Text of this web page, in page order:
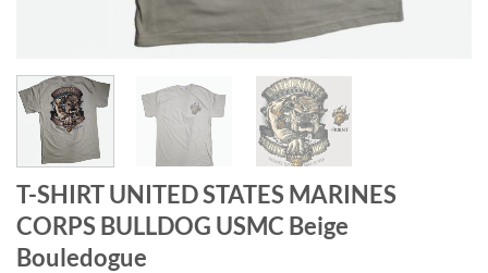
T-SHIRT UNITED STATES MARINES
CORPS BULLDOG USMC Beige
Bouledogue